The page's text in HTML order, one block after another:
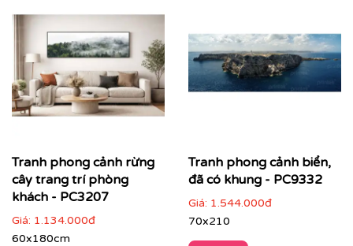
Tranh phong cảnh rừng
cây trang trí phòng
khách - PC3207
Giá: 1.134.000đ
60x180cm
Tranh phong cảnh biển,
đã có khung - PC9332
Giá: 1.544.000đ
70x210